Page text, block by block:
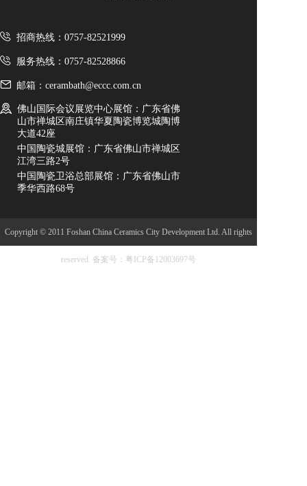
招商热线：0757-82521999
服务热线：0757-82528866
邮箱：cerambath@eccc.com.cn
佛山国际会议展览中心展馆：广东省佛
山市禅城区南庄镇华夏陶瓷博览城陶博
大道42座
中国陶瓷城展馆：广东省佛山市禅城区
江湾三路2号
中国陶瓷卫浴总部展馆：广东省佛山市
季华西路68号
Copyright © 2011 Foshan China Ceramics City Development Ltd. All rights
reserved. 备案号：粤ICP备12003697号